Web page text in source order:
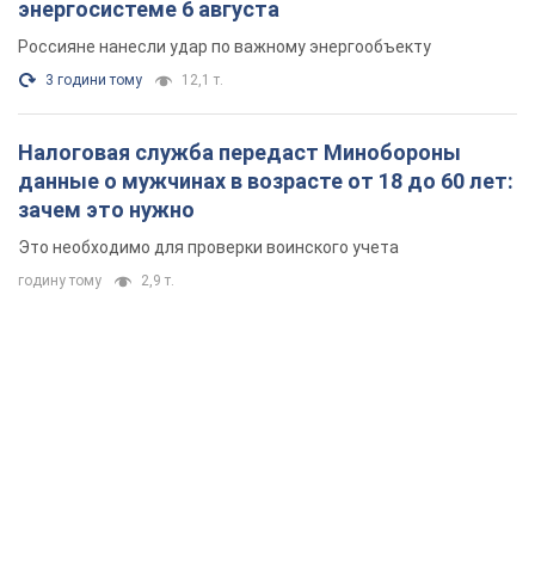
энергосистеме 6 августа
Россияне нанесли удар по важному энергообъекту
3 години тому 12,1 т.
Налоговая служба передаст Минобороны
данные о мужчинах в возрасте от 18 до 60 лет:
зачем это нужно
Это необходимо для проверки воинского учета
годину тому 2,9 т.